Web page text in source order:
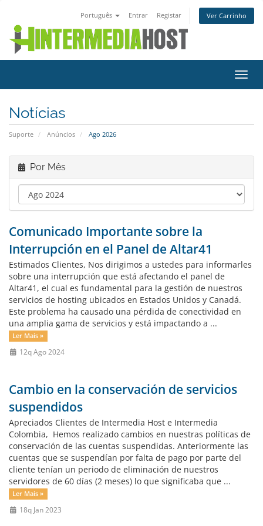
Português Entrar Registar Ver Carrinho
Notícias
Suporte Anúncios Ago 2026
Por Mês
Comunicado Importante sobre la
Interrupción en el Panel de Altar41
Estimados Clientes, Nos dirigimos a ustedes para informarles
sobre una interrupción que está afectando el panel de
Altar41, el cual es fundamental para la gestión de nuestros
servicios de hosting ubicados en Estados Unidos y Canadá.
Este problema ha causado una pérdida de conectividad en
una amplia gama de servicios y está impactando a ...
Ler Mais »
12q Ago 2024
Cambio en la conservación de servicios
suspendidos
Apreciados Clientes de Intermedia Host e Intermedia
Colombia, Hemos realizado cambios en nuestras políticas de
conservación de las cuentas suspendidas. Anteriormente las
cuentas que se suspendían por falta de pago por parte del
cliente tenían un periodo de eliminación de nuestros
servidores de 60 días (2 meses) lo que significaba que ...
Ler Mais »
18q Jan 2023